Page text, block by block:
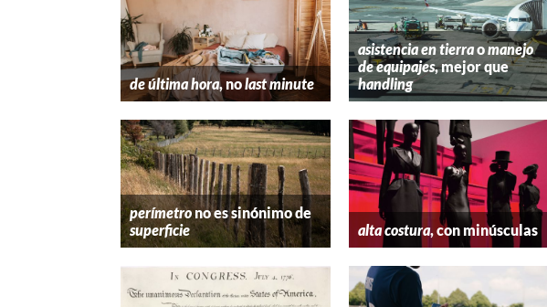
de última hora, nolast minute
asistencia en tierraomanejo
de equipajes, mejor que
handling
perímetrono es sinónimo de
superficie
alta costura, con minúsculas